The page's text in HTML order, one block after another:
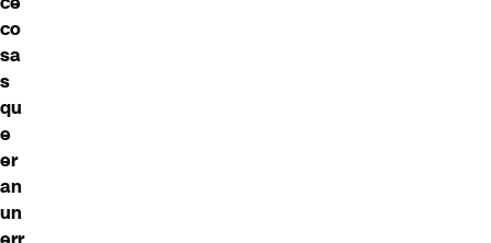
co
sa
s
qu
e
er
an
un